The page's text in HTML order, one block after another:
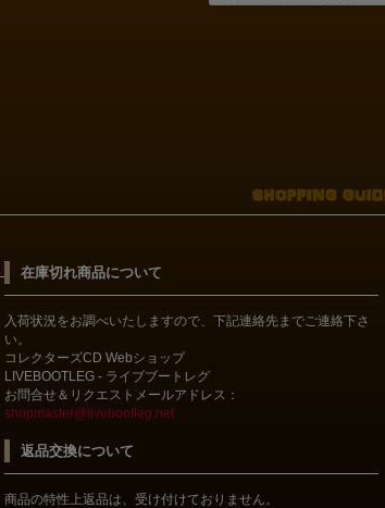
在庫切れ商品について
入荷状況をお調べいたしますので、下記連絡先までご連絡下さ
い。
コレクターズCD Webショップ
LIVEBOOTLEG - ライブブートレグ
お問合せ＆リクエストメールアドレス：
shopmaster@livebootleg.net
返品交換について
商品の特性上返品は、受け付けておりません。